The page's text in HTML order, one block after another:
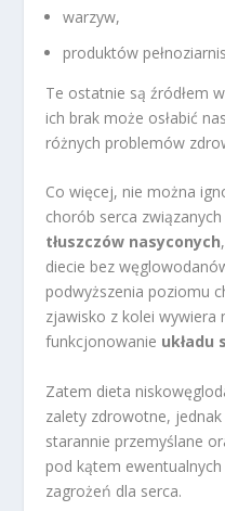
warzyw,
produktów
Te ostatnie są źródłem
ich brak może osłabić
różnych problemów
Co więcej, nie można
chorób serca
tłuszczów nasyconych
diecie bez
podwyższenia poziomu
zjawisko z kolei wywiera
funkcjonowanie układu
Zatem dieta
zalety zdrowotne,
starannie przemyślane
pod kątem
zagrożeń dla serca.